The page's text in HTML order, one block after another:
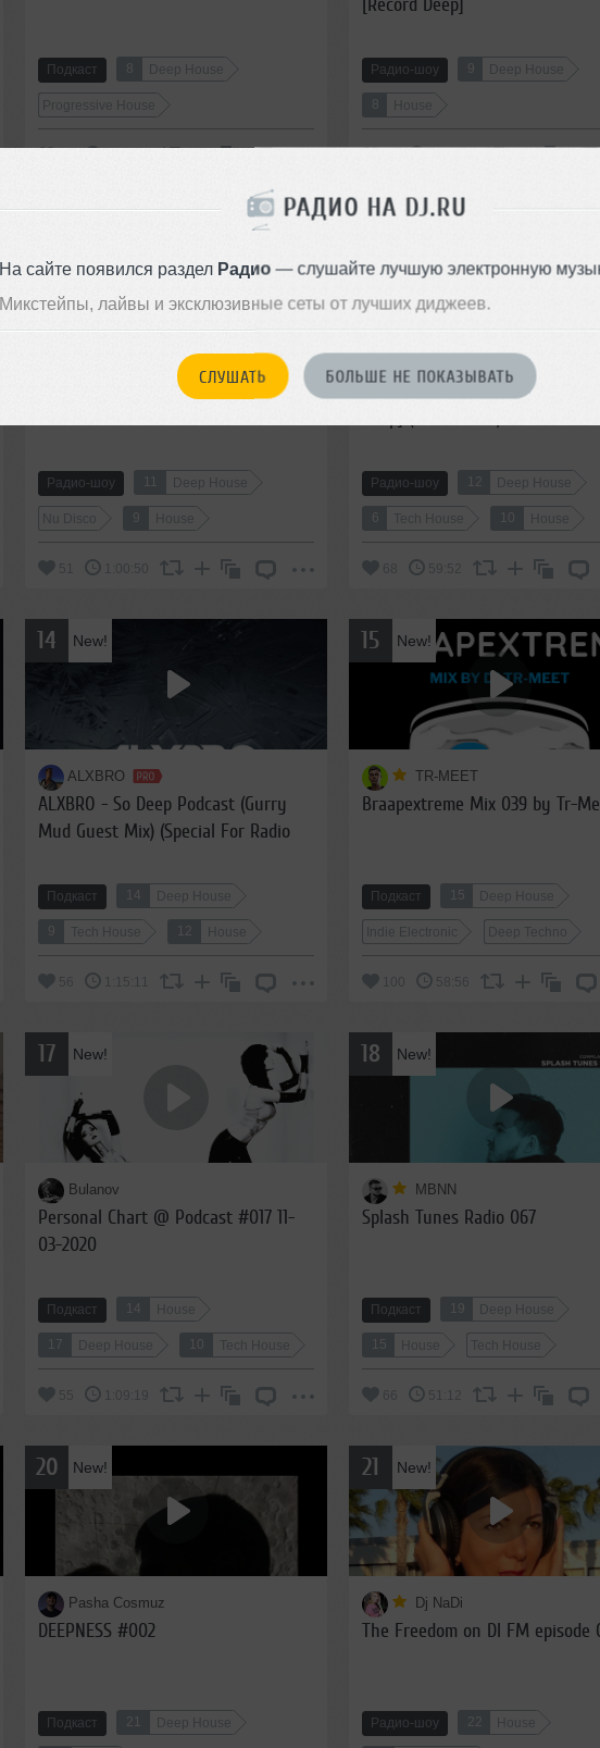
РАДИО НА DJ.RU
На сайте появился раздел Радио — слушайте лучшую электронную
Микстейпы, лайвы и эксклюзивные сеты от лучших диджеев.
СЛУШАТЬ БОЛЬШЕ НЕ ПОКАЗЫВАТЬ
Подкаст 8 Deep House
Progressive House
[Record Deep]
Радио-шоу 9 Deep House
8 House
Sound on the Deep #150
Радио-шоу 11 Deep House
Nu Disco 9 House
51 1:00:50
DEEP TIME EPISODE#166 [Record
Радио-шоу 12 Deep House
6 Tech House 10 House
68 59:52
14 New!
ALXBRO
ALXBRO - So Deep Podcast (Gurry
Mud Guest Mix) (Special For Radio
Подкаст 14 Deep House
9 Tech House 12 House
56 1:15:11
15 New!
TR-MEET
Braapextreme Mix 039 by Tr-
Подкаст 15 Deep House
Indie Electronic Deep Techno
58:56
17 New!
Bulanov
Personal Chart @ Podcast #017 11-
03-2020
Подкаст 14 House
17 Deep House 10 Tech House
55 1:09:19
18 New!
MBNN
Splash Tunes Radio 067
Подкаст 19 Deep House
15 House Tech House
66 51:12
20 New!
Pasha Cosmuz
DEEPNESS #002
Подкаст 21 Deep House
21 New!
Dj NaDi
The Freedom on DI FM episode
Радио-шоу House